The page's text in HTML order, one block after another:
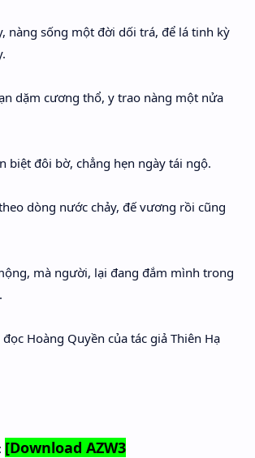
nàng sống một đời dối trá, để lá tinh kỳ
dặm cương thổ, y trao nàng một nửa
biệt đôi bờ, chẳng hẹn ngày tái ngộ.
dòng nước chảy, đế vương rồi cũng
mà người, lại đang đắm mình trong
Hoàng Quyền của tác giả Thiên Hạ
: [Download AZW3